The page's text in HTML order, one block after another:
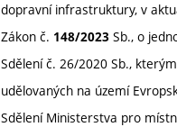
dopravní infrastruktury, v
Zákon č. 148/2023 Sb., o
Sdělení č. 26/2020 Sb.,
udělovaných na území
Sdělení Ministerstva pro